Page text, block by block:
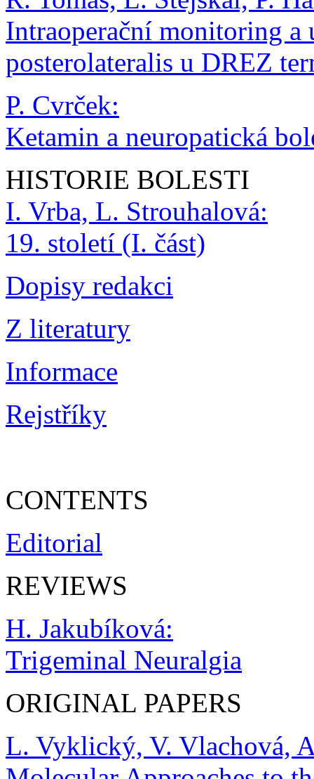
Intraoperační monitoring a
posterolateralis u DREZ
P. Cvrček:
Ketamin a neuropatická
HISTORIE BOLESTI
I. Vrba, L. Strouhalová:
19. století (I. část)
Dopisy redakci
Z literatury
Informace
Rejstříky
CONTENTS
Editorial
REVIEWS
H. Jakubíková:
Trigeminal Neuralgia
ORIGINAL PAPERS
L. Vyklický, V. Vlachová,